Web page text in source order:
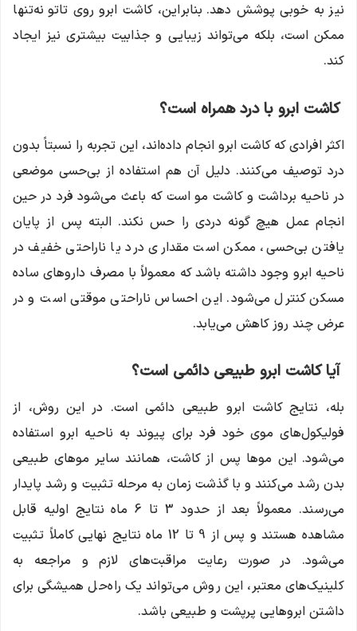
نیز به خوبی پوشش دهد. بنابراین، کاشت ابرو روی تاتو نه‌تنها
ممکن است، بلکه می‌تواند زیبایی و جذابیت بیشتری نیز ایجاد
کند.
کاشت ابرو با درد همراه است؟
اکثر افرادی که کاشت ابرو انجام داده‌اند، این تجربه را نسبتاً بدون
درد توصیف می‌کنند. دلیل آن هم استفاده از بی‌حسی موضعی
در ناحیه برداشت و کاشت مو است که باعث می‌شود فرد در حین
انجام عمل هیچ گونه دردی را حس نکند. البته پس از پایان
یافتن بی‌حسی، ممکن است مقداری درد یا ناراحتی خفیف در
ناحیه ابرو وجود داشته باشد که معمولاً با مصرف داروهای ساده
مسکن کنترل می‌شود. این احساس ناراحتی موقتی است و در
عرض چند روز کاهش می‌یابد.
آیا کاشت ابرو طبیعی دائمی است؟
بله، نتایج کاشت ابرو طبیعی دائمی است. در این روش، از
فولیکول‌های موی خود فرد برای پیوند به ناحیه ابرو استفاده
می‌شود. این موها پس از کاشت، همانند سایر موهای طبیعی
بدن رشد می‌کنند و با گذشت زمان به مرحله تثبیت و رشد پایدار
می‌رسند. معمولاً بعد از حدود 3 تا 6 ماه نتایج اولیه قابل
مشاهده هستند و پس از 9 تا 12 ماه نتایج نهایی کاملاً تثبیت
می‌شود. در صورت رعایت مراقبت‌های لازم و مراجعه به
کلینیک‌های معتبر، این روش می‌تواند یک راه‌حل همیشگی برای
داشتن ابروهایی پرپشت و طبیعی باشد.